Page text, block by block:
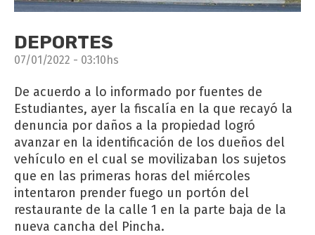
DEPORTES
07/01/2022 - 03:10hs
De acuerdo a lo informado por fuentes de
Estudiantes, ayer la fiscalía en la que recayó la
denuncia por daños a la propiedad logró
avanzar en la identificación de los dueños del
vehículo en el cual se movilizaban los sujetos
que en las primeras horas del miércoles
intentaron prender fuego un portón del
restaurante de la calle 1 en la parte baja de la
nueva cancha del Pincha.